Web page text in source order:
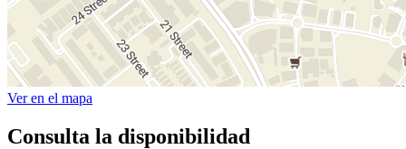
Ver en el mapa
Consulta la disponibilidad